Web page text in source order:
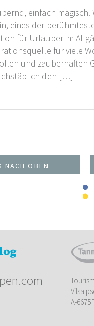
einfach
, eines der
für Urlauberim
für viele
und zauberhaften
den […]
NACH OBEN
A-6675